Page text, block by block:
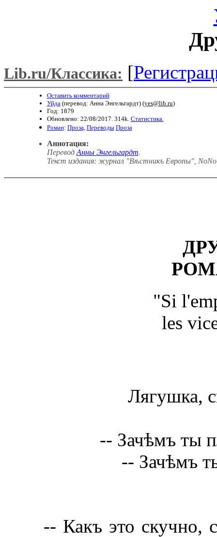
Lib.ru/Классика: [
Оставить комментарий
Уйда (перевод: Анна Энгельгардт) (yes@lib.ru)
Год: 1879
Обновлено: 22/08/2017. 314k. Статистика.
Роман: Проза Переводы Проза
Аннотация:
Перевод Анны Энгельгардт.
Текст издания: журнал "Вѣстникъ Европы", NoNo
"Si
les
Лягушка,
-- Зачѣмъ ты
-- Зачѣмъ
-- Какъ это скучно,